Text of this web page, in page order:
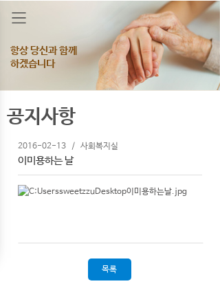
항상 당신과 함께
하겠습니다
공지사항
2016-02-13 / 사회복지실
이미용하는 날
목록